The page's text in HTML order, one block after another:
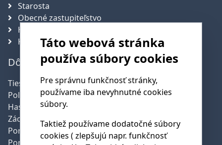
Starosta
Obecné zastupiteľstvo
Hlavný kontrolór obce
Komisie
Dôležité telefónne čísla
Tiesňová linka:112
Polícia:
158
Hasičská služba:
Záchranná služba:
155
Poruchy SSE: 0800 159 000
Poruchy SPP: 0850 111 727
Táto webová stránka
používa súbory cookies
Pre správnu funkčnosť stránky,
používame iba nevyhnutné cookies
súbory.
Taktiež používame dodatočné súbory
cookies ( zlepšujú napr. funkčnosť